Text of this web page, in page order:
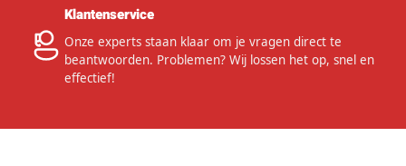
Klantenservice
Onze experts staan klaar om je vragen direct te
beantwoorden. Problemen? Wij lossen het op, snel en
effectief!